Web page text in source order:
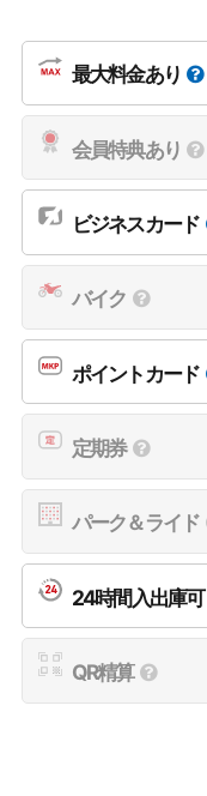
最大料金あり
会員特典あり
ビジネスカード
バイク
ポイントカード
定期券
パーク＆ライド
24時間入出庫可
QR精算